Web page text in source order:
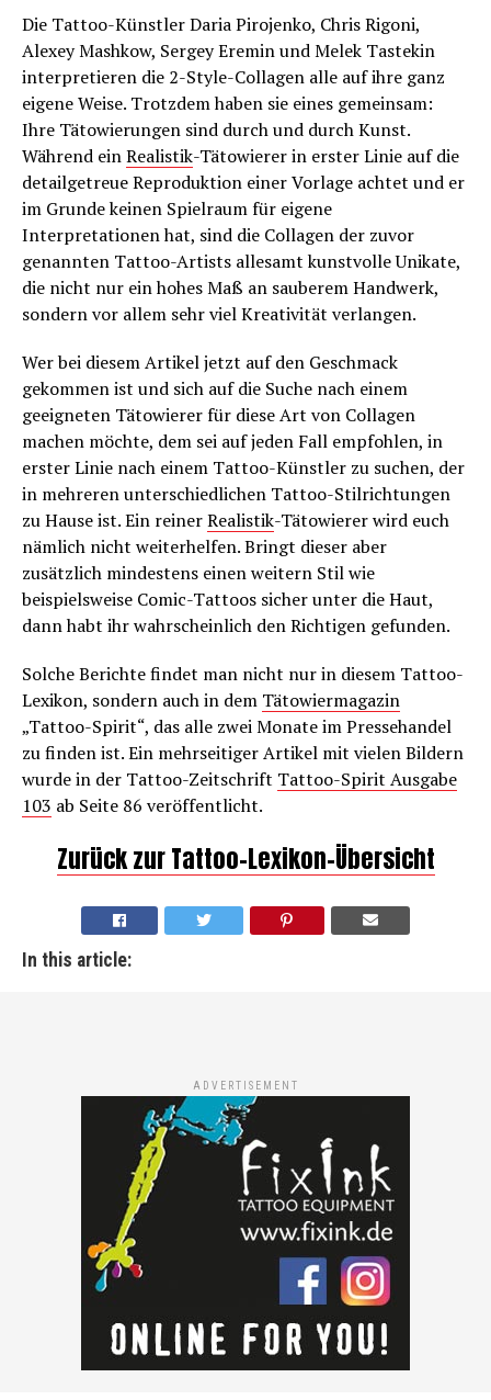
Die Tattoo-Künstler Daria Pirojenko, Chris Rigoni,
Alexey Mashkow, Sergey Eremin und Melek Tastekin
interpretieren die 2-Style-Collagen alle auf ihre ganz
eigene Weise. Trotzdem haben sie eines gemeinsam:
Ihre Tätowierungen sind durch und durch Kunst.
Während einRealistik-Tätowierer in erster Linie auf die
detailgetreue Reproduktion einer Vorlage achtet und er
im Grunde keinen Spielraum für eigene
Interpretationen hat, sind die Collagen der zuvor
genannten Tattoo-Artists allesamt kunstvolle Unikate,
die nicht nur ein hohes Maß an sauberem Handwerk,
sondern vor allem sehr viel Kreativität verlangen.
Wer bei diesem Artikel jetzt auf den Geschmack
gekommen ist und sich auf die Suche nach einem
geeigneten Tätowierer für diese Art von Collagen
machen möchte, dem sei auf jeden Fall empfohlen, in
erster Linie nach einem Tattoo-Künstler zu suchen, der
in mehreren unterschiedlichen Tattoo-Stilrichtungen
zu Hause ist. Ein reinerRealistik-Tätowierer wird euch
nämlich nicht weiterhelfen. Bringt dieser aber
zusätzlich mindestens einen weitern Stil wie
beispielsweise Comic-Tattoos sicher unter die Haut,
dann habt ihr wahrscheinlich den Richtigen gefunden.
Solche Berichte findet man nicht nur in diesem Tattoo-
Lexikon, sondern auch in dem Tätowiermagazin
„Tattoo-Spirit“, das alle zwei Monate im Pressehandel
zu finden ist. Ein mehrseitiger Artikel mit vielen Bildern
wurde in der Tattoo-Zeitschrift Tattoo-Spirit Ausgabe
103 ab Seite 86 veröffentlicht.
Zurück zur Tattoo-Lexikon-Übersicht
In this article:
ADVERTISEMENT